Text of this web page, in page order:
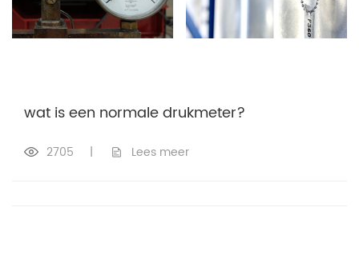
wat is een normale drukmeter?
2705 | Lees meer